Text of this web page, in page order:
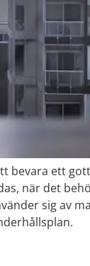
ett
när det
sig av